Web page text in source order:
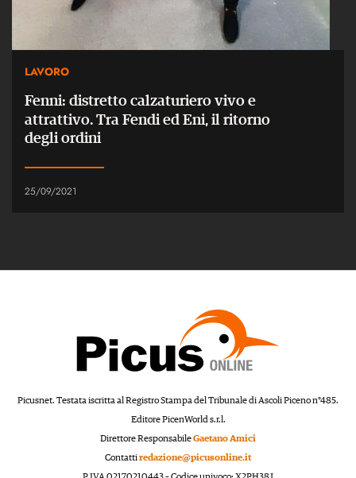
LAVORO
Fenni: distretto calzaturiero vivo e
attrattivo. Tra Fendi ed Eni, il ritorno
degli ordini
25/09/2021
Picusnet. Testata iscritta al Registro Stampa del Tribunale di Ascoli Piceno n°485.
Editore PicenWorld s.r.l.
Direttore ResponsabileGaetano Amici
Contattiredazione@picusonline.it